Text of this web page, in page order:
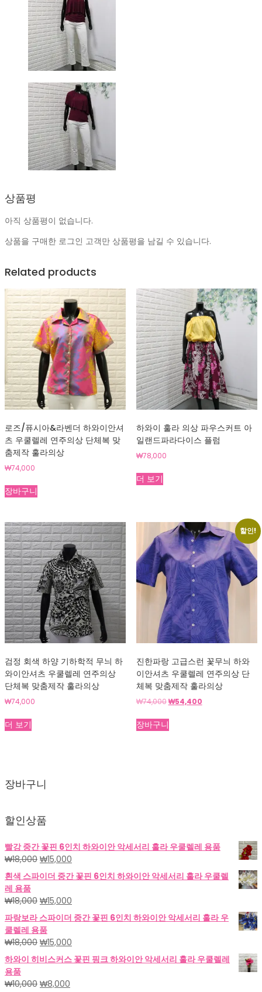
상품평
아직 상품평이 없습니다.
상품을 구매한 로그인 고객만 상품평을 남길 수 있습니다.
Related products
로즈/퓨시아&라벤더 하와이안셔
츠 우쿨렐레 연주의상 단체복 맞
춤제작 훌라의상
₩74,000
장바구니
하와이 훌라 의상 파우스커트 아
일랜드파라다이스 플럼
₩78,000
더 보기
검정 회색 하양 기하학적 무늬 하
와이안셔츠 우쿨렐레 연주의상
단체복 맞춤제작 훌라의상
₩74,000
더 보기
할인!
진한파랑 고급스런 꽃무늬 하와
이안셔츠 우쿨렐레 연주의상 단
체복 맞춤제작 훌라의상
₩74,000원
가
격:
₩54,400현
장바구니
장바구니
할인상품
빨강 중간 꽃핀 6인치 하와이안 악세서리 훌라 우쿨렐레 용품
₩18,000 원
래
가
격:
₩18,000.
₩15,000
재
가
₩15,000.
흰색 스파이더 중간 꽃핀 6인치 하와이안 악세서리 훌라 우쿨렐
레 용품
₩18,000 원
래
가
격:
₩18,000.
₩15,000
재
가
₩15,000.
파랑보라 스파이더 중간 꽃핀 6인치 하와이안 악세서리 훌라 우
쿨렐레 용품
₩18,000 원
래
가
격:
₩15,000
재
가
하와이 히비스커스 꽃핀 핑크 하와이안 악세서리 훌라 우쿨렐레
용품
₩10,000 원
₩8,000